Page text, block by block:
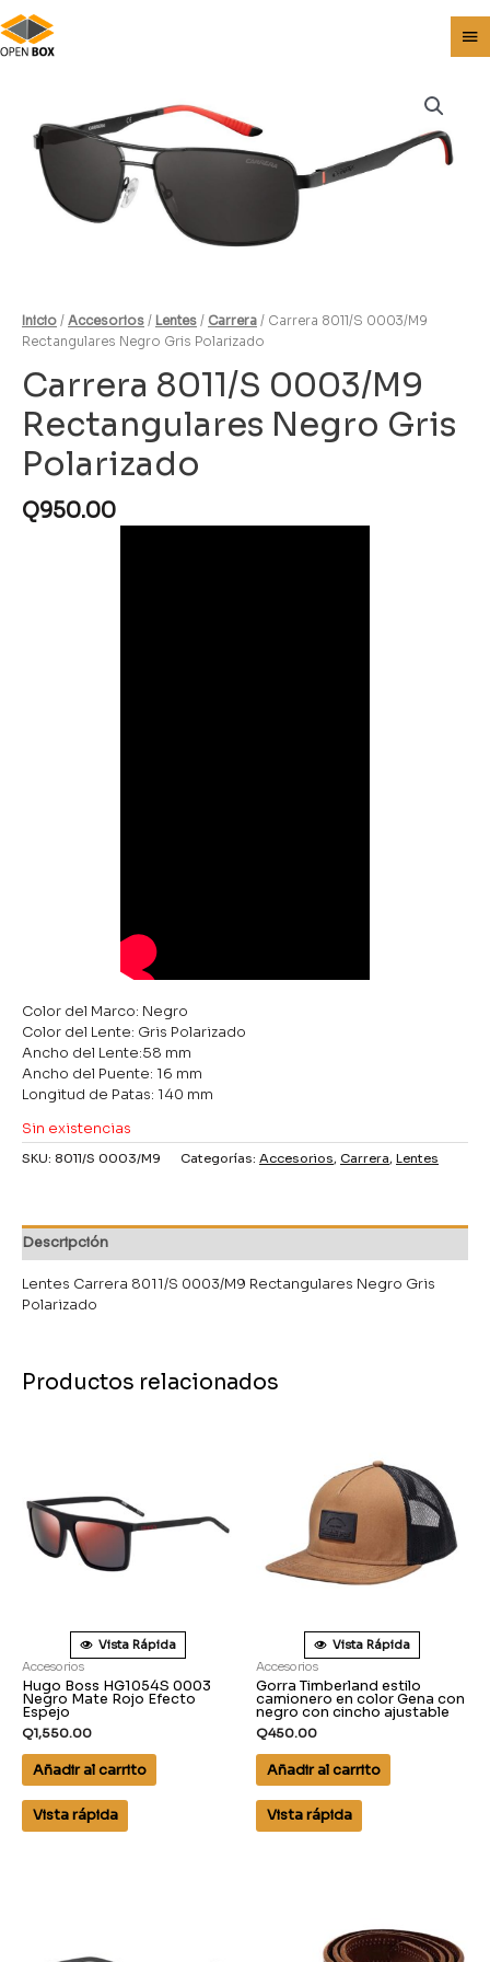
Inicio / Accesorios / Lentes / Carrera / Carrera 8011/S 0003/M9
Rectangulares Negro Gris Polarizado
Carrera 8011/S 0003/M9
Rectangulares Negro Gris
Polarizado
Q950.00
Color del Marco: Negro
Color del Lente: Gris Polarizado
Ancho del Lente:58 mm
Ancho del Puente: 16 mm
Longitud de Patas: 140 mm
Sin existencias
SKU: 8011/S 0003/M9 Categorías: Accesorios, Carrera, Lentes
Descripción
Lentes Carrera 8011/S 0003/M9 Rectangulares Negro Gris
Polarizado
Productos relacionados
Vista Rápida
Accesorios
Hugo Boss HG1054S 0003
Negro Mate Rojo Efecto
Espejo
Q1,550.00
Añadir al carrito
Vista rápida
Vista Rápida
Accesorios
Gorra Timberland estilo
camionero en color Gena con
negro con cincho ajustable
Q450.00
Añadir al carrito
Vista rápida